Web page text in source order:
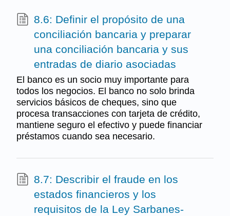
8.6: Definir el propósito de una
conciliación bancaria y preparar
una conciliación bancaria y sus
entradas de diario asociadas
El banco es un socio muy importante para
todos los negocios. El banco no solo brinda
servicios básicos de cheques, sino que
procesa transacciones con tarjeta de crédito,
mantiene seguro el efectivo y puede financiar
préstamos cuando sea necesario.
8.7: Describir el fraude en los
estados financieros y los
requisitos de la Ley Sarbanes-